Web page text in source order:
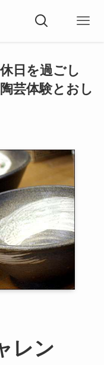
日を過ごし
芸体験とおし
レン